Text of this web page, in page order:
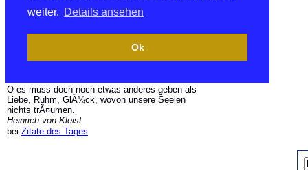
weiter. Details ansehen
Ok
O es muss doch noch etwas anderes geben als
Liebe, Ruhm, GlÃ¼ck, wovon unsere Seelen
nichts trÃ¤umen.
Heinrich von Kleist
bei Zitate des Tages